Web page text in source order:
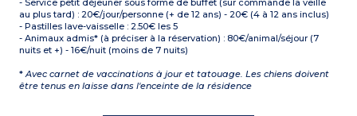
- Service petit déjeuner sous forme de buffet (sur commande la veille
au plus tard) : 20€/jour/personne (+ de 12 ans) - 20€ (4 à 12 ans inclus)
- Pastilles lave-vaisselle : 2.50€ les 5
- Animaux admis* (à préciser à la réservation) : 80€/animal/séjour (7
nuits et +) - 16€/nuit (moins de 7 nuits)
*Avec carnet de vaccinations à jour et tatouage. Les chiens doivent
être tenus en laisse dans l'enceinte de la résidence